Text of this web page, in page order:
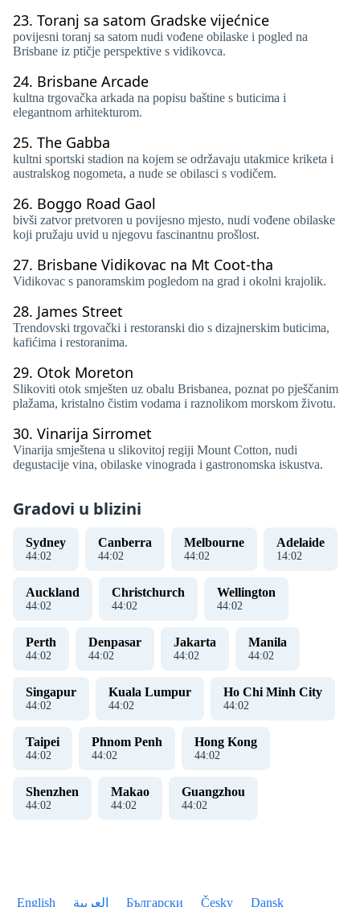
23. Toranj sa satom Gradske vijećnice
povijesni toranj sa satom nudi vođene obilaske i pogled na
Brisbane iz ptičje perspektive s vidikovca.
24. Brisbane Arcade
kultna trgovačka arkada na popisu baštine s buticima i
elegantnom arhitekturom.
25. The Gabba
kultni sportski stadion na kojem se održavaju utakmice kriketa i
australskog nogometa, a nude se obilasci s vodičem.
26. Boggo Road Gaol
bivši zatvor pretvoren u povijesno mjesto, nudi vođene obilaske
koji pružaju uvid u njegovu fascinantnu prošlost.
27. Brisbane Vidikovac na Mt Coot-tha
Vidikovac s panoramskim pogledom na grad i okolni krajolik.
28. James Street
Trendovski trgovački i restoranski dio s dizajnerskim buticima,
kafićima i restoranima.
29. Otok Moreton
Slikoviti otok smješten uz obalu Brisbanea, poznat po pješčanim
plažama, kristalno čistim vodama i raznolikom morskom životu.
30. Vinarija Sirromet
Vinarija smještena u slikovitoj regiji Mount Cotton, nudi
degustacije vina, obilaske vinograda i gastronomska iskustva.
Gradovi u blizini
Sydney
44:03
Canberra
44:03
Melbourne
44:03
Adelaide
14:03
Auckland
44:03
Christchurch
44:03
Wellington
44:03
Perth
44:03
Denpasar
44:03
Jakarta
44:03
Manila
44:03
Singapur
44:03
Kuala Lumpur
44:03
Ho Chi Minh City
44:03
Taipei
44:03
Phnom Penh
44:03
Hong Kong
44:03
Shenzhen
44:03
Makao
44:03
Guangzhou
44:03
English العربية Български Česky Dansk